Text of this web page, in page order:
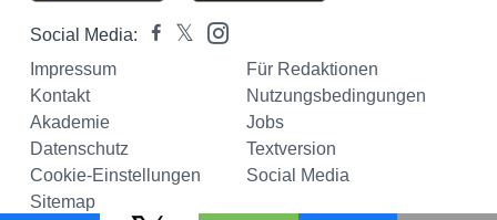
Social Media:
Impressum
Für Redaktionen
Kontakt
Nutzungsbedingungen
Akademie
Jobs
Datenschutz
Textversion
Cookie-Einstellungen
Social Media
Sitemap